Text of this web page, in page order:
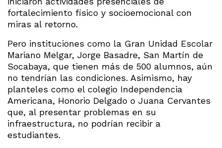
fortalecimiento físico y socioemocional con
miras al retorno.
Pero instituciones como la Gran Unidad Escolar
Mariano Melgar, Jorge Basadre, San Martín de
Socabaya, que tienen más de 500 alumnos, aún
no tendrían las condiciones. Asimismo, hay
planteles como el colegio Independencia
Americana, Honorio Delgado o Juana Cervantes
que, al presentar problemas en su
infraestructura, no podrían recibir a
estudiantes.